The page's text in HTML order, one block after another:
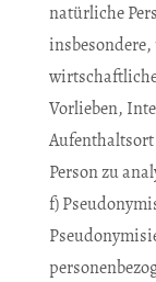
natürliche
Vorlieben,
Person zu
f)